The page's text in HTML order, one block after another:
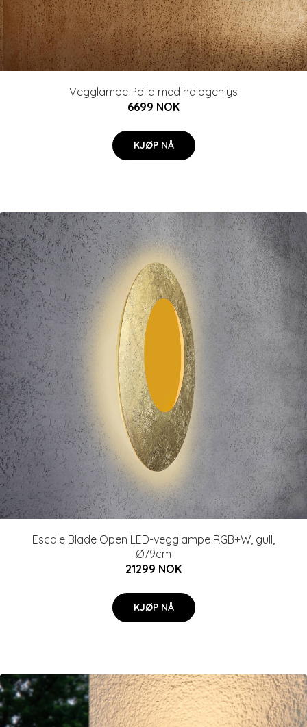
Vegglampe Polia med halogenlys
6699 NOK
KJØP NÅ
Escale Blade Open LED-vegglampe RGB+W, gull,
Ø79cm
21299 NOK
KJØP NÅ